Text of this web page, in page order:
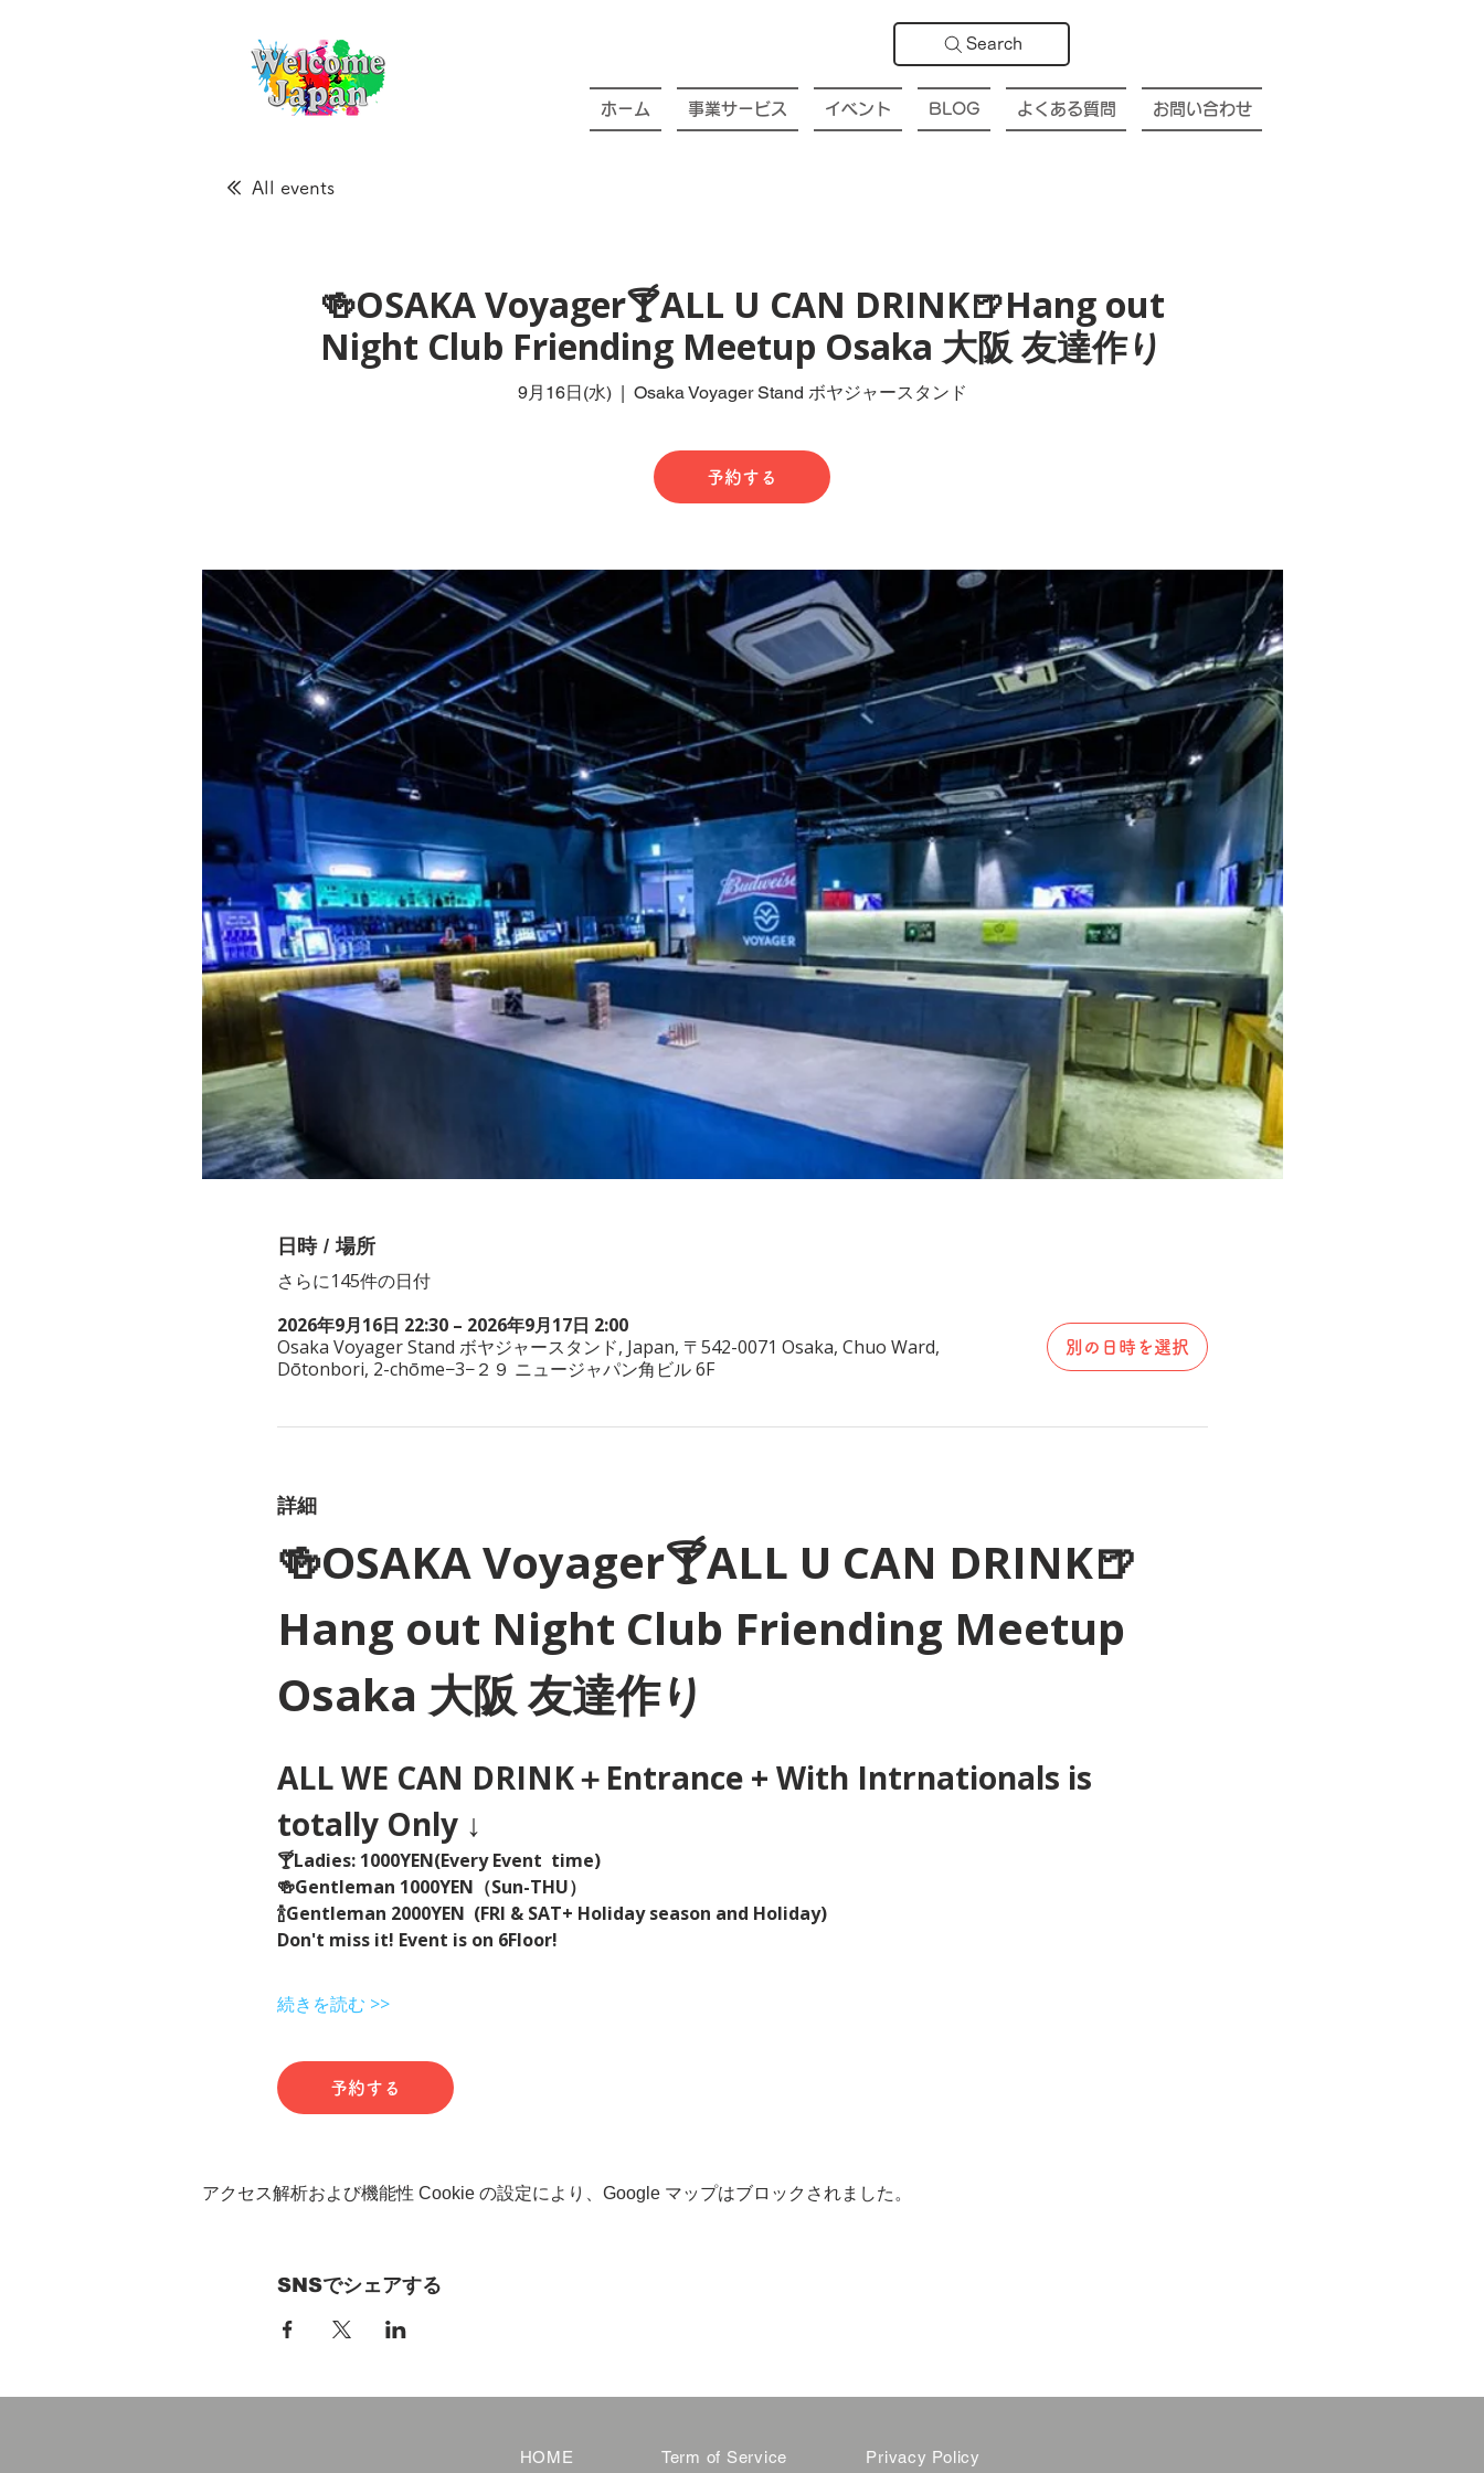
Search
ホーム 事業サービス イベント BLOG よくある質問 お問い合わせ
All events
🍻OSAKA Voyager🍸ALL U CAN DRINK🍺Hang out
Night Club Friending Meetup Osaka 大阪 友達作り
9月16日(水)
  |
Osaka Voyager Stand ボヤジャースタンド
予約する
日時 / 場所
さらに145件の日付
2026年9月16日 22:30 – 2026年9月17日 2:00
Osaka Voyager Stand ボヤジャースタンド, Japan, 〒542-0071 Osaka, Chuo Ward,
Dōtonbori, 2-chōme−3−２９ ニュージャパン角ビル 6F
別の日時を選択
詳細
🍻OSAKA Voyager🍸ALL U CAN DRINK🍺
Hang out Night Club Friending Meetup
Osaka 大阪 友達作り
ALL WE CAN DRINK＋Entrance + With Intrnationals is
totally Only ↓
🍸Ladies: 1000YEN(Every Event  time)
🍻Gentleman 1000YEN（Sun-THU）
🍾Gentleman 2000YEN  (FRI & SAT+ Holiday season and Holiday)
Don't miss it! Event is on 6Floor!
続きを読む >>
予約する
アクセス解析および機能性 Cookie の設定により、Google マップはブロックされました。
SNSでシェアする
HOME Term of Service Privacy Policy